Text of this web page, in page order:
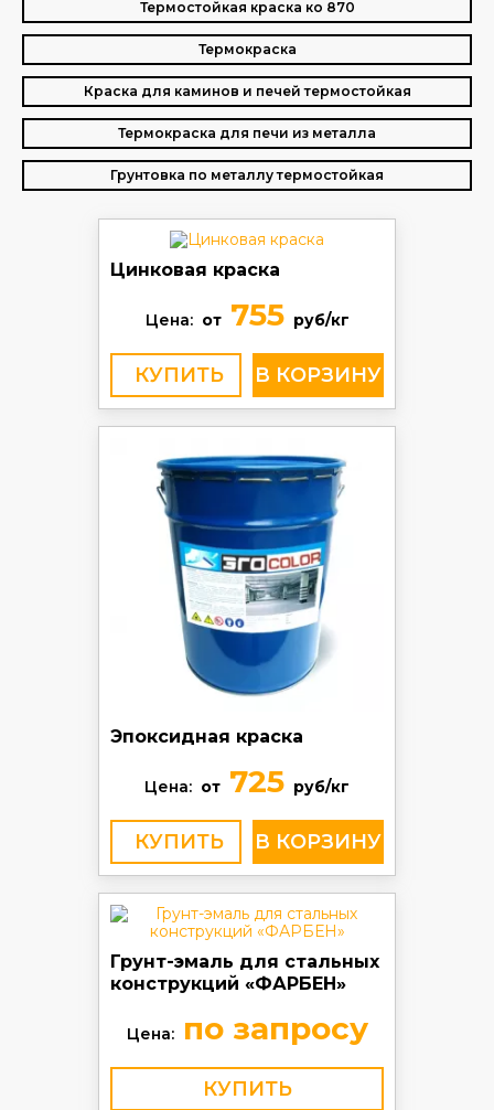
Термостойкая краска ко 870
Термокраска
Краска для каминов и печей термостойкая
Термокраска для печи из металла
Грунтовка по металлу термостойкая
Цинковая краска
Цена: от755 руб/кг
КУПИТЬ
Эпоксидная краска
Цена: от 725 руб/кг
КУПИТЬ
Грунт-эмаль для стальных
конструкций «ФАРБЕН»
Цена:по запросу
КУПИТЬ